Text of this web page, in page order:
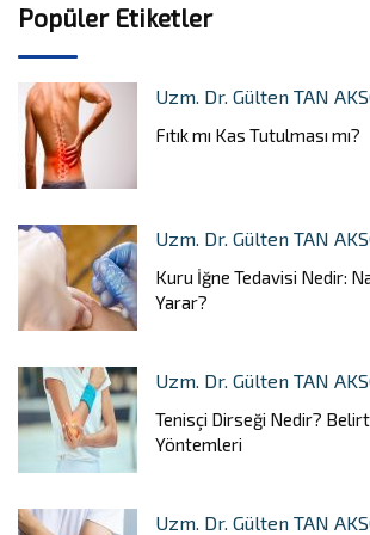
Popüler Etiketler
Uzm. Dr. Gülten TAN
Fıtık mı Kas Tutulması mı?
Uzm. Dr. Gülten TAN
Kuru İğne Tedavisi Nedir:
Yarar?
Uzm. Dr. Gülten TAN
Tenisçi Dirseği Nedir?
Yöntemleri
Uzm. Dr. Gülten TAN